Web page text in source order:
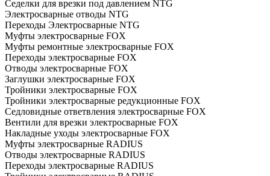
Седелки для врезки под давлением NTG
Электросварные отводы NTG
Переходы Электросварные NTG
Муфты электросварные FOX
Муфты ремонтные электросварные FOX
Переходы электросварные FOX
Отводы электросварные FOX
Заглушки электросварные FOX
Тройники электросварные FOX
Тройники электросварные редукционные FOX
Седловидные ответвления электросварные FOX
Вентили для врезки электросварные FOX
Накладные уходы электросварные FOX
Муфты электросварные RADIUS
Отводы электросварные RADIUS
Переходы электросварные RADIUS